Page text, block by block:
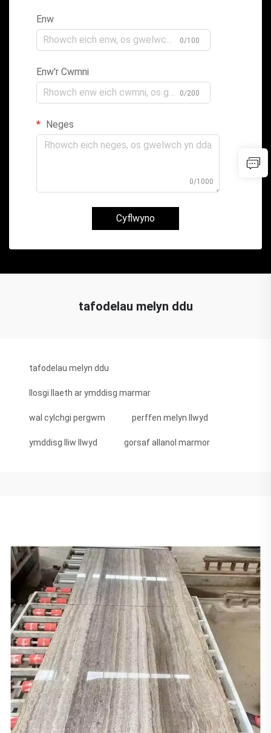
Enw
0/100
Enw'r Cwmni
0/200
Neges
0/1000
Cyflwyno
tafodelau melyn ddu
tafodelau melyn ddu
llosgi llaeth ar ymddisg marmar
wal cylchgi pergwm perffen melyn llwyd
ymddisg lliw llwyd gorsaf allanol marmor